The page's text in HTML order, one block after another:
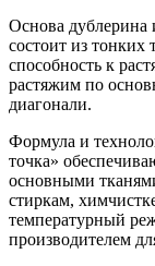
Основа дублерина
состоит из
способность к
растяжим по
диагонали.
Формула и
точка»
основными
стиркам,
температурный
производителем